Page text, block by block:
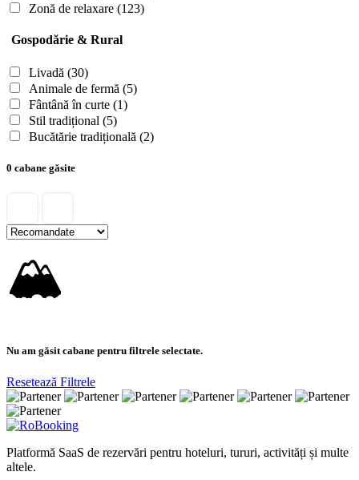
Zonă de relaxare (123)
Gospodărie & Rural
Livadă (30)
Animale de fermă (5)
Fântână în curte (1)
Stil tradițional (5)
Bucătărie tradițională (2)
0 cabane găsite
🏔
Nu am găsit cabane pentru filtrele selectate.
Resetează Filtrele
Platformă SaaS de rezervări pentru hoteluri, tururi, activități și multe
altele.